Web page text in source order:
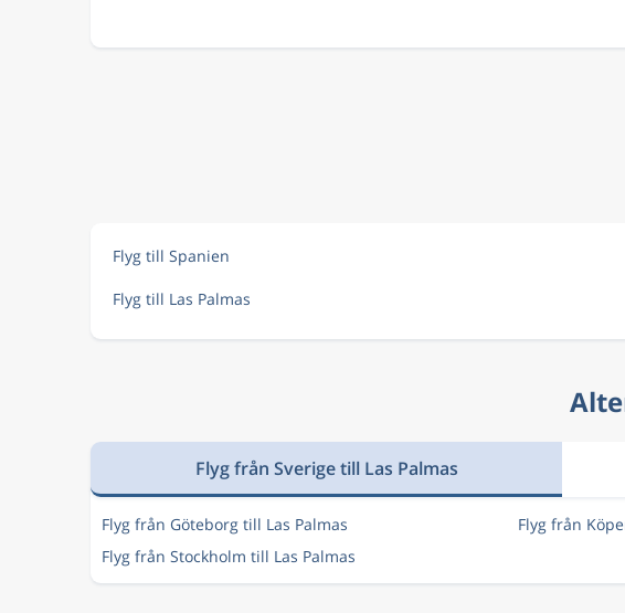
Flyg till Spanien
Flyg till Las Palmas
Flyg från Sverige till Las Palmas
Flyg från Göteborg till Las Palmas Flyg från
Flyg från Stockholm till Las Palmas